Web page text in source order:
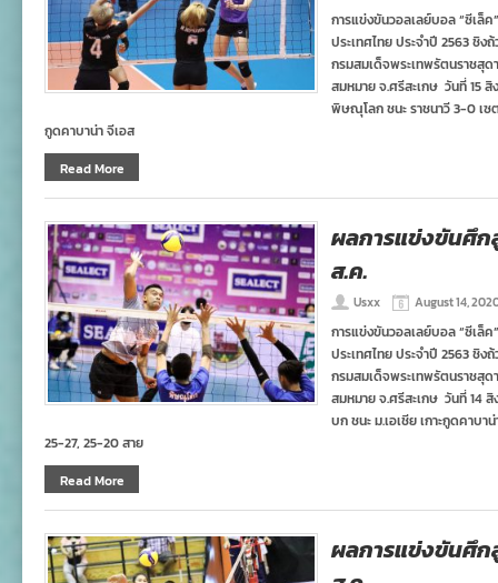
การแข่งขันวอลเลย์บอล “ซีเล็
ประเทศไทย ประจำปี 2563 ชิง
กรมสมเด็จพระเทพรัตนราชสุ
สมหมาย จ.ศรีสะเกษ วันที่ 15
พิษณุโลก ชนะ ราชนาวี 3-0 เซ
กูดคาบาน่า จีเอส
Read More
ผลการแข่งขันศึก
ส.ค.
Usxx August 14,
การแข่งขันวอลเลย์บอล “ซีเล็
ประเทศไทย ประจำปี 2563 ชิง
กรมสมเด็จพระเทพรัตนราชสุ
สมหมาย จ.ศรีสะเกษ วันที่ 14
บก ชนะ ม.เอเชีย เกาะกูดคาบา
25-27, 25-20 สาย
Read More
ผลการแข่งขันศึก